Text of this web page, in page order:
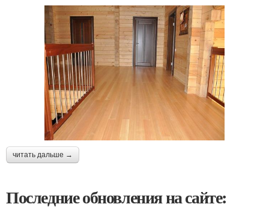
читать дальше →
Последние обновления на сайте: